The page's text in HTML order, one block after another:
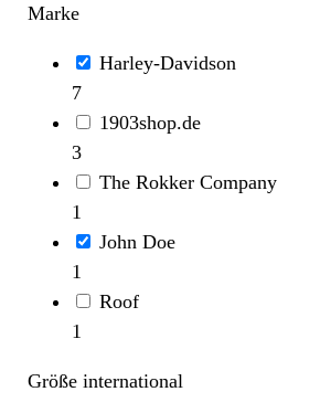
Marke
Harley-Davidson
7
1903shop.de
3
The Rokker Company
1
John Doe
1
Roof
1
Größe international